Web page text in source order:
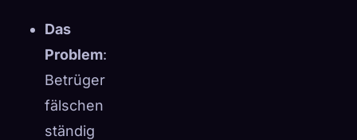
Das
Problem:
Betrüger
fälschen
ständig